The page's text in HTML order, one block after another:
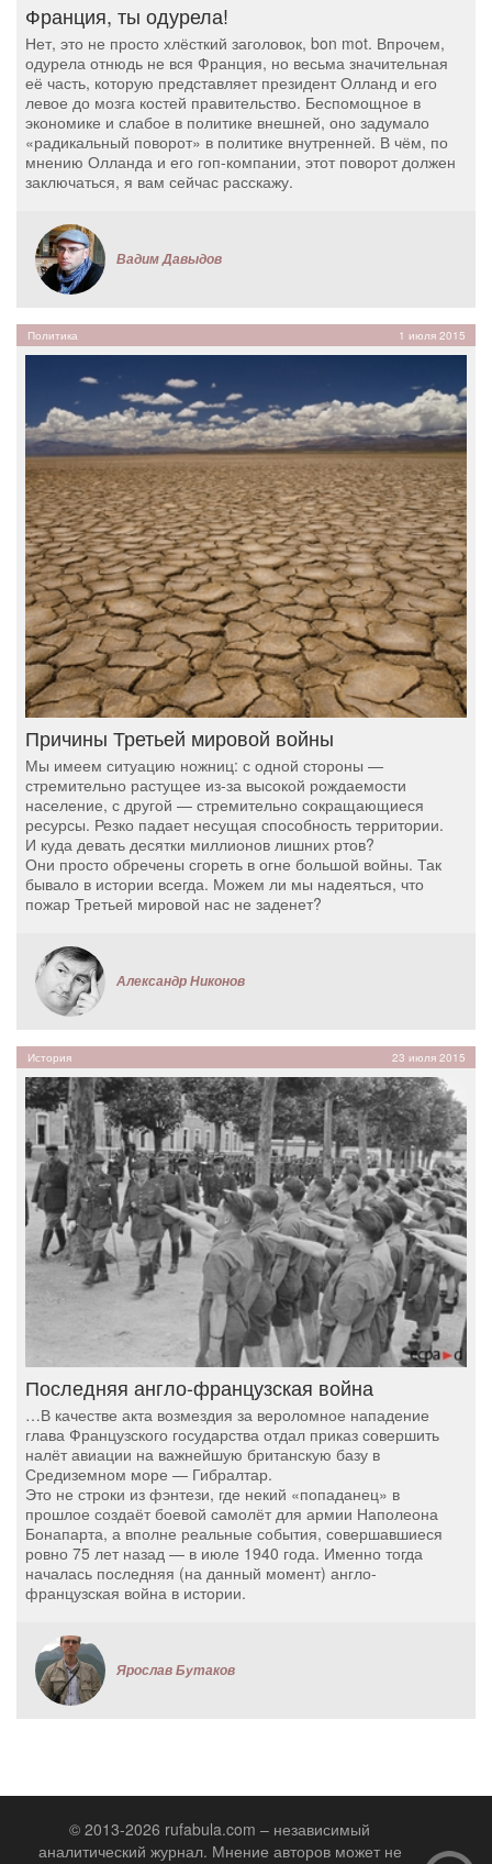
Франция, ты одурела!
Нет, это не просто хлёсткий заголовок, bon mot. Впрочем,
одурела отнюдь не вся Франция, но весьма значительная
её часть, которую представляет президент Олланд и его
левое до мозга костей правительство. Беспомощное в
экономике и слабое в политике внешней, оно задумало
«радикальный поворот» в политике внутренней. В чём, по
мнению Олланда и его гоп-компании, этот поворот должен
заключаться, я вам сейчас расскажу.
Вадим Давыдов
Политика 1 июля 2015
Причины Третьей мировой войны
Мы имеем ситуацию ножниц: с одной стороны —
стремительно растущее из-за высокой рождаемости
население, с другой — стремительно сокращающиеся
ресурсы. Резко падает несущая способность территории.
И куда девать десятки миллионов лишних ртов?
Они просто обречены сгореть в огне большой войны. Так
бывало в истории всегда. Можем ли мы надеяться, что
пожар Третьей мировой нас не заденет?
Александр Никонов
История 23 июля 2015
Последняя англо-французская война
…В качестве акта возмездия за вероломное нападение
глава Французского государства отдал приказ совершить
налёт авиации на важнейшую британскую базу в
Средиземном море — Гибралтар.
Это не строки из фэнтези, где некий «попаданец» в
прошлое создаёт боевой самолёт для армии Наполеона
Бонапарта, а вполне реальные события, совершавшиеся
ровно 75 лет назад — в июле 1940 года. Именно тогда
началась последняя (на данный момент) англо-
французская война в истории.
Ярослав Бутаков
© 2013-2026 rufabula.com – независимый
аналитический журнал. Мнение авторов может не